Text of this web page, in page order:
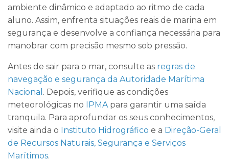
ambiente dinâmico e adaptado ao ritmo de cada
aluno. Assim, enfrenta situações reais de marina em
segurança e desenvolve a confiança necessária para
manobrar com precisão mesmo sob pressão.
Antes de sair para o mar, consulte as regras de
navegação e segurança da Autoridade Marítima
Nacional . Depois, verifique as condições
meteorológicas no IPMApara garantir uma saída
tranquila. Para aprofundar os seus conhecimentos,
visite ainda o Instituto Hidrográfico e a Direção-Geral
de Recursos Naturais, Segurança e Serviços
Marítimos.